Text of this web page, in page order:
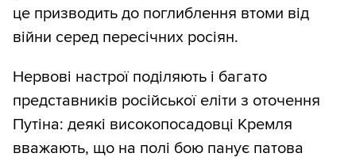
це призводить до поглиблення втоми від
війни серед пересічних росіян.
Нервові настрої поділяють і багато
представників російської еліти з оточення
Путіна: деякі високопосадовці Кремля
вважають, що на полі бою панує патова